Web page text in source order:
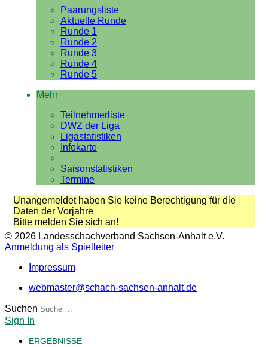
Paarungsliste
Aktuelle Runde
Runde 1
Runde 2
Runde 3
Runde 4
Runde 5
Mehr
Teilnehmerliste
DWZ der Liga
Ligastatistiken
Infokarte
Saisonstatistiken
Termine
Unangemeldet haben Sie keine Berechtigung für die
Daten der Vorjahre
Bitte melden Sie sich an!
© 2026 Landesschachverband Sachsen-Anhalt e.V.
Anmeldung als Spielleiter
Impressum
webmaster@schach-sachsen-anhalt.de
Suchen
Sign In
ERGEBNISSE